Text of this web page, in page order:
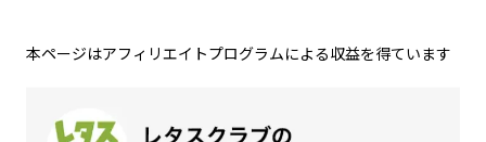
本ページはアフィリエイトプログラムによる収益を得ています